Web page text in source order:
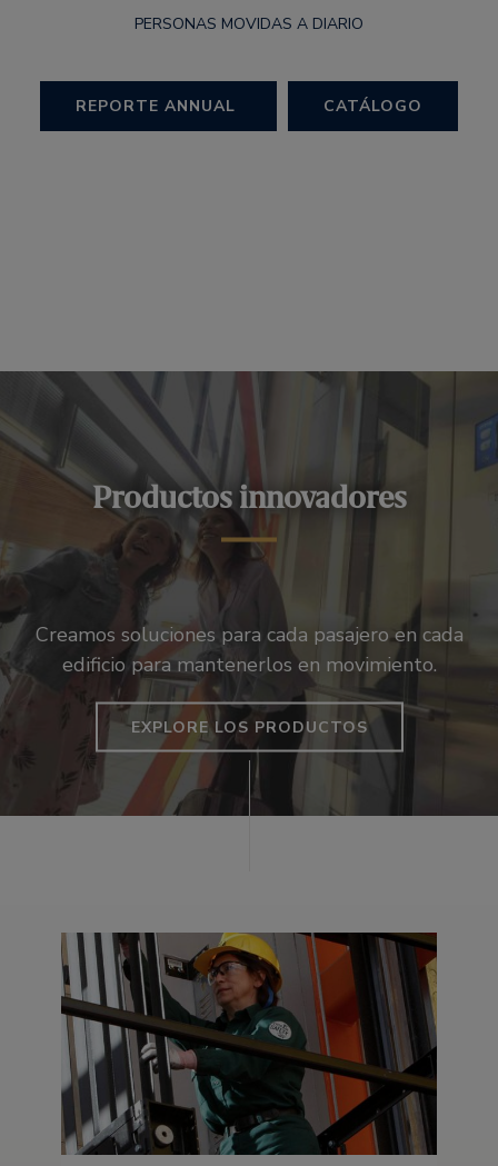
PERSONAS MOVIDAS A DIARIO
REPORTE ANNUAL CATÁLOGO
Productos innovadores
Creamos soluciones para cada pasajero en cada
edificio para mantenerlos en movimiento.
EXPLORE LOS PRODUCTOS